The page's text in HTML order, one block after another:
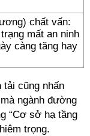
chất vấn:
mất an ninh
càng tăng hay
tải cũng nhấn
ngành đường
“Cơ sở hạ tầng
trọng.